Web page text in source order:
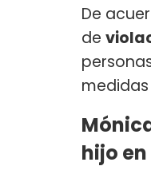
De
de
hijo